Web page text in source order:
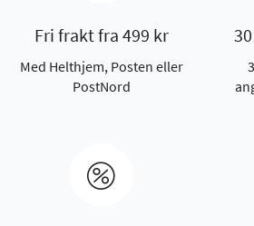
Fri frakt fra 499 kr
Med Helthjem, Posten eller
PostNord